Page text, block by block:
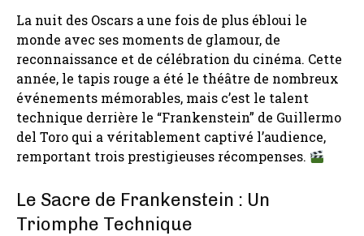
La nuit des Oscars a une fois de plus ébloui le
monde avec ses moments de glamour, de
reconnaissance et de célébration du cinéma. Cette
année, le tapis rouge a été le théâtre de nombreux
événements mémorables, mais c’est le talent
technique derrière le “Frankenstein” de Guillermo
del Toro qui a véritablement captivé l’audience,
remportant trois prestigieuses récompenses.
Le Sacre de Frankenstein : Un
Triomphe Technique